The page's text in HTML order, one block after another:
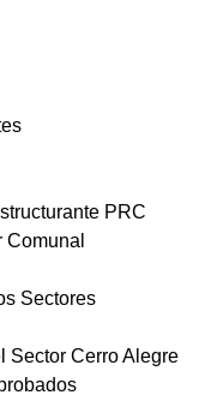
PRC
Sectores
Sector Cerro Alegre